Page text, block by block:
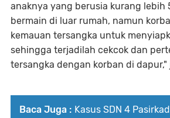
anaknya yang berusia kurang lebih
bermain di luar rumah, namun
kemauan tersangka untuk
sehingga terjadilah cekcok dan
tersangka dengan korban di dapur,"
Baca Juga : Kasus SDN 4